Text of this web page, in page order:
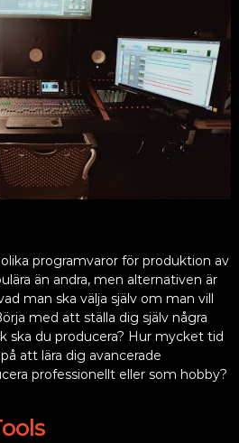
programvaror för produktion av
än andra, men alternativen är
man ska välja själv om man vill
med att ställa dig själv några
ska du producera? Hur mycket tid
att lära dig avancerade
professionellt eller som hobby?